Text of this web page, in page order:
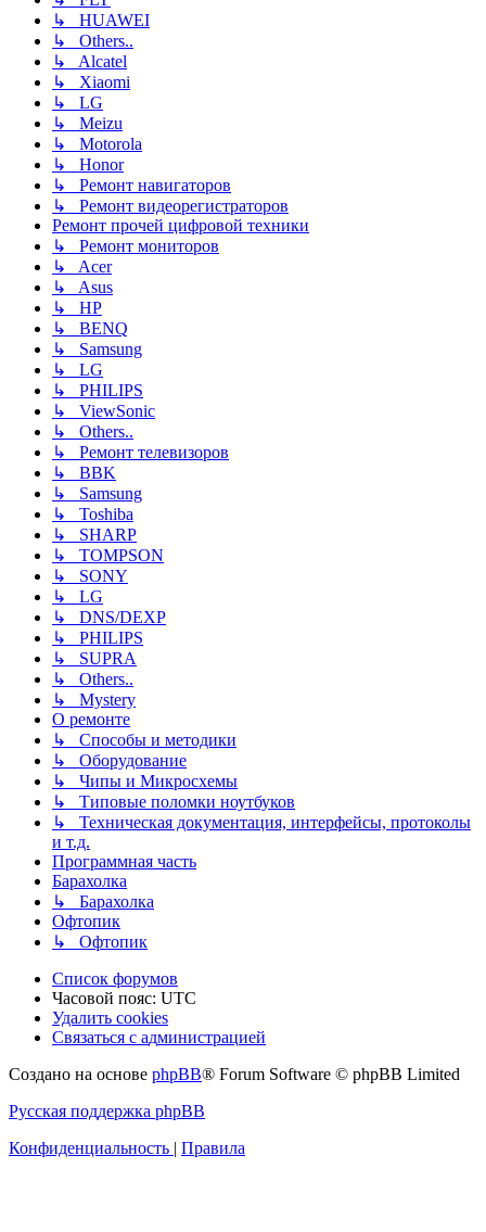
↳ HUAWEI
↳ Others..
↳ Alcatel
↳ Xiaomi
↳ LG
↳ Meizu
↳ Motorola
↳ Honor
↳ Ремонт навигаторов
↳ Ремонт видеорегистраторов
Ремонт прочей цифровой техники
↳ Ремонт мониторов
↳ Acer
↳ Asus
↳ HP
↳ BENQ
↳ Samsung
↳ LG
↳ PHILIPS
↳ ViewSonic
↳ Others..
↳ Ремонт телевизоров
↳ BBK
↳ Samsung
↳ Toshiba
↳ SHARP
↳ TOMPSON
↳ SONY
↳ LG
↳ DNS/DEXP
↳ PHILIPS
↳ SUPRA
↳ Others..
↳ Mystery
О ремонте
↳ Способы и методики
↳ Оборудование
↳ Чипы и Микросхемы
↳ Типовые поломки ноутбуков
↳ Техническая документация, интерфейсы, протоколы
и т.д.
Программная часть
Барахолка
↳ Барахолка
Офтопик
↳ Офтопик
Список форумов
Часовой пояс: UTC
Удалить cookies
Связаться
администрацией
Связаться с администрацией
Создано на основе phpBB® Forum Software © phpBB Limited
Русская поддержка phpBB
Конфиденциальность
Правила